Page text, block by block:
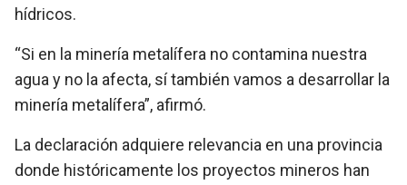
hídricos.
“Si en la minería metalífera no contamina nuestra
agua y no la afecta, sí también vamos a desarrollar la
minería metalífera”, afirmó.
La declaración adquiere relevancia en una provincia
donde históricamente los proyectos mineros han